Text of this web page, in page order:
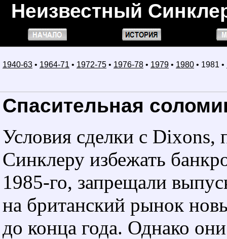
Неизвестный
1940-63 • 1964-71 • 1972-75 • 1976-78 • 1979 • 1980 • 1981 •
Спасительная
Условия сделки с Dixons,
Синклеру избежать
1985-го, запрещали
на британский рынок
до конца года. Однако